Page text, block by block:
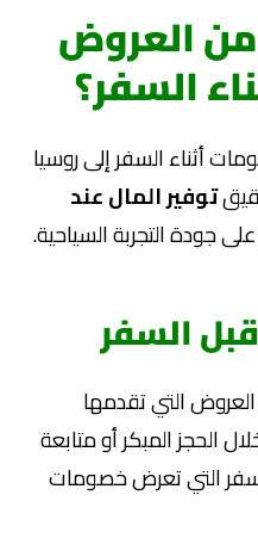
العروض
السفر؟
أثناء السفر إلى روسيا
توفير المال عند
على جودة التجربة السياحية.
السفر
التي تقدمها
الحجز المبكر أو متابعة
التي تعرض خصومات